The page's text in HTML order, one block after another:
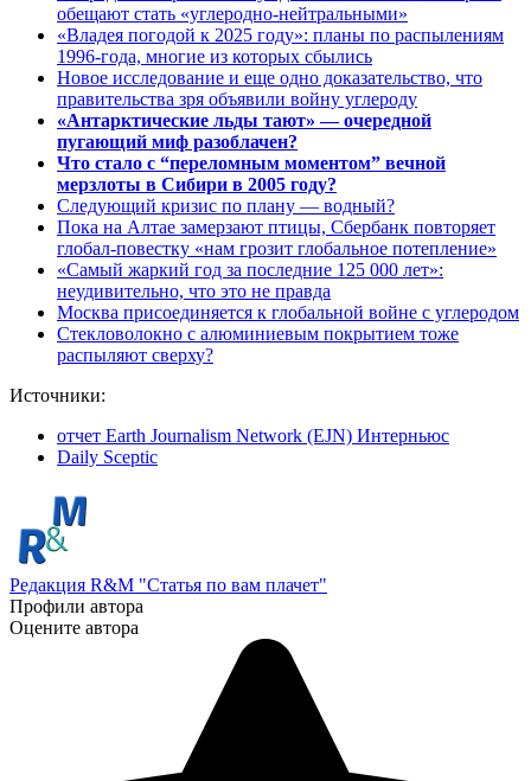
обещают стать «углеродно-нейтральными»
«Владея погодой к 2025 году»: планы по распылениям
1996-года, многие из которых сбылись
Новое исследование и еще одно доказательство, что
правительства зря объявили войну углероду
«Антарктические льды тают» — очередной
пугающий миф разоблачен?
Что стало с “переломным моментом” вечной
мерзлоты в Сибири в 2005 году?
Следующий кризис по плану — водный?
Пока на Алтае замерзают птицы, Сбербанк повторяет
глобал-повестку «нам грозит глобальное потепление»
«Самый жаркий год за последние 125 000 лет»:
неудивительно, что это не правда
Москва присоединяется к глобальной войне с углеродом
Стекловолокно с алюминиевым покрытием тоже
распыляют сверху?
Источники:
отчет Earth Journalism Network (EJN) Интерньюс
Daily Sceptic
Редакция R&M "Статья по вам плачет"
Профили автора
Оцените автора